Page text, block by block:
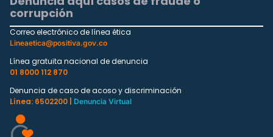
corrupción
Correo electrónico de línea ética
Lineaetica@positiva.gov.co
Línea gratuita nacional de denuncia
01 8000 112 870
Denuncia de caso de acoso y discriminación
Línea: 6502200 |
Denuncia Virtual